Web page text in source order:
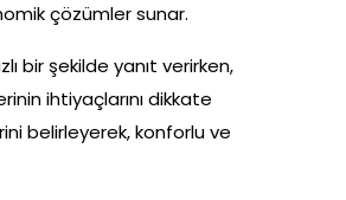
çözümler sunar.
bir şekilde yanıt verirken,
ihtiyaçlarını dikkate
belirleyerek, konforlu ve